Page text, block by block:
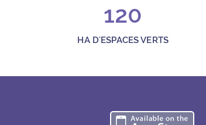
120
HA D'ESPACES VERTS